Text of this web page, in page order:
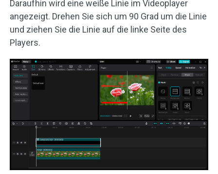
Daraufhin wird eine weiße Linie im Videoplayer
angezeigt. Drehen Sie sich um 90 Grad um die Linie
und ziehen Sie die Linie auf die linke Seite des
Players.